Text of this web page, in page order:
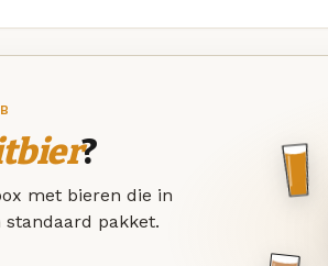
?
met bieren die in
standaard pakket.